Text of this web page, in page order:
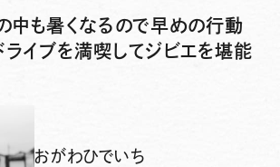
の中も暑くなるので早めの行動
イブを満喫してジビエを堪能
おがわひでいち